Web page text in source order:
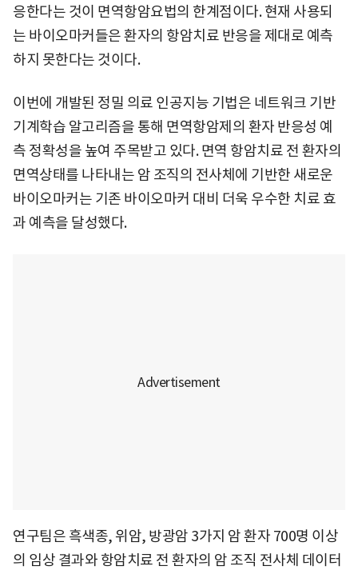
응한다는 것이 면역항암요법의 한계점이다. 현재 사용되
는 바이오마커들은 환자의 항암치료 반응을 제대로 예측
하지 못한다는 것이다.
이번에 개발된 정밀 의료 인공지능 기법은 네트워크 기반
기계학습 알고리즘을 통해 면역항암제의 환자 반응성 예
측 정확성을 높여 주목받고 있다. 면역 항암치료 전 환자의
면역상태를 나타내는 암 조직의 전사체에 기반한 새로운
바이오마커는 기존 바이오마커 대비 더욱 우수한 치료 효
과 예측을 달성했다.
연구팀은 흑색종, 위암, 방광암 3가지 암 환자 700명 이상
의 임상 결과와 항암치료 전 환자의 암 조직 전사체 데이터